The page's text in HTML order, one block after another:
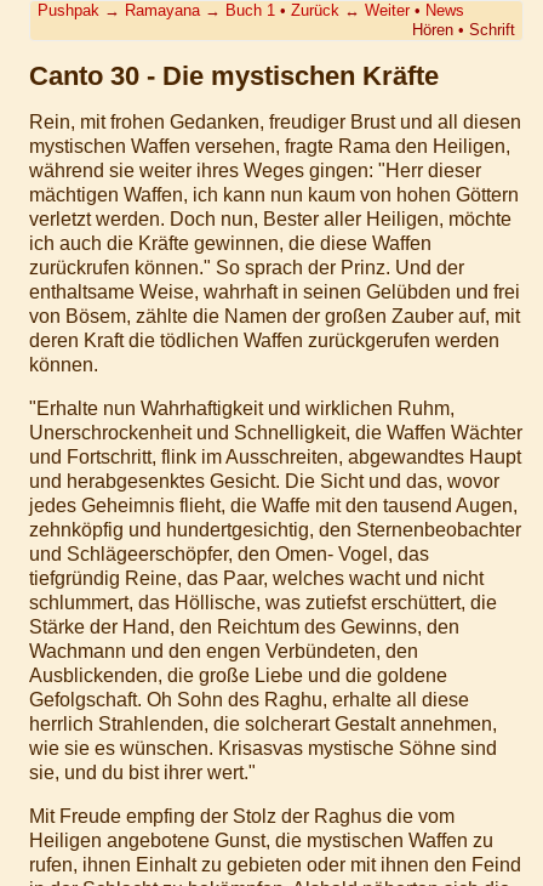
Pushpak → Ramayana → Buch 1 •Zurück ↔ Weiter• News
Hören• Schrift
Canto 30 - Die mystischen Kräfte
Rein, mit frohen Gedanken, freudiger Brust und all diesen
mystischen Waffen versehen, fragte Rama den Heiligen,
während sie weiter ihres Weges gingen: "Herr dieser
mächtigen Waffen, ich kann nun kaum von hohen Göttern
verletzt werden. Doch nun, Bester aller Heiligen, möchte
ich auch die Kräfte gewinnen, die diese Waffen
zurückrufen können." So sprach der Prinz. Und der
enthaltsame Weise, wahrhaft in seinen Gelübden und frei
von Bösem, zählte die Namen der großen Zauber auf, mit
deren Kraft die tödlichen Waffen zurückgerufen werden
können.
"Erhalte nun Wahrhaftigkeit und wirklichen Ruhm,
Unerschrockenheit und Schnelligkeit, die Waffen Wächter
und Fortschritt, flink im Ausschreiten, abgewandtes Haupt
und herabgesenktes Gesicht. Die Sicht und das, wovor
jedes Geheimnis flieht, die Waffe mit den tausend Augen,
zehnköpfig und hundertgesichtig, den Sternenbeobachter
und Schlägeerschöpfer, den Omen- Vogel, das
tiefgründig Reine, das Paar, welches wacht und nicht
schlummert, das Höllische, was zutiefst erschüttert, die
Stärke der Hand, den Reichtum des Gewinns, den
Wachmann und den engen Verbündeten, den
Ausblickenden, die große Liebe und die goldene
Gefolgschaft. Oh Sohn des Raghu, erhalte all diese
herrlich Strahlenden, die solcherart Gestalt annehmen,
wie sie es wünschen. Krisasvas mystische Söhne sind
sie, und du bist ihrer wert."
Mit Freude empfing der Stolz der Raghus die vom
Heiligen angebotene Gunst, die mystischen Waffen zu
rufen, ihnen Einhalt zu gebieten oder mit ihnen den Feind